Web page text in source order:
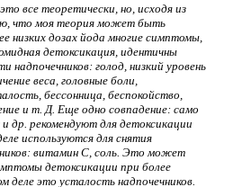
все теоретически, но, исходя из
что моя теория может быть
низких дозах йода многие симптомы,
детоксикация, идентичны
надпочечников: голод, низкий уровень
веса, головные боли,
бессонница, беспокойство,
и т. Д. Еще одно совпадение: само
др. рекомендуют для детоксикации
используются для снятия
витамин С, соль. Это может
детоксикации при более
деле это усталость надпочечников.